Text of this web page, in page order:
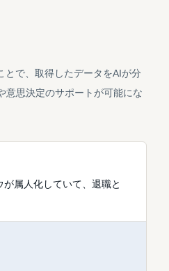
とで、取得したデータをAIが分
意思決定のサポートが可能にな
属人化していて、退職と